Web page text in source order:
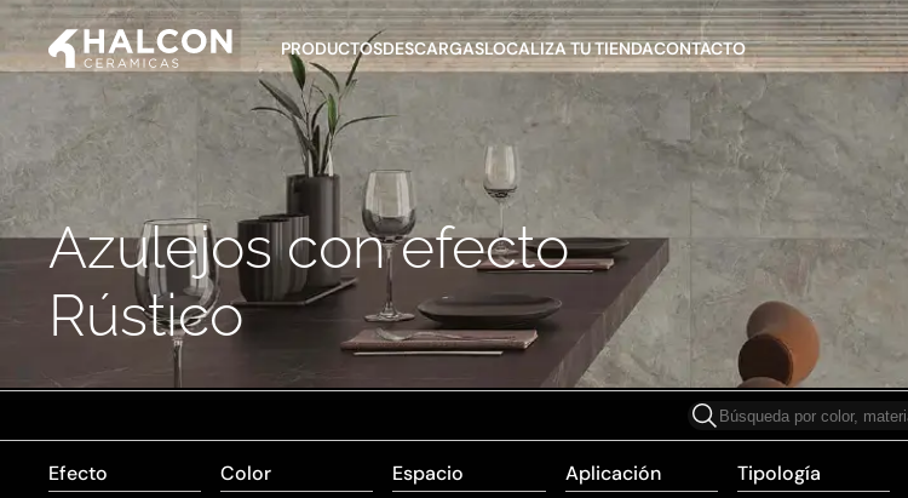
PRODUCTOSDESCARGASLOCALIZA TU TIENDACONTACTO
Azulejos con efecto
Rústico
Efecto
Color
Espacio
Aplicación
Tipología